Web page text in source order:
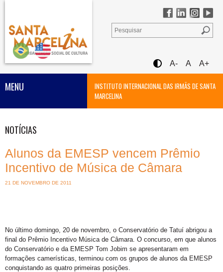
A- A A+
INSTITUTO INTERNACIONAL DAS IRMÃS DE SANTA
MARCELINA
MENU
NOTÍCIAS
Alunos da EMESP vencem Prêmio
Incentivo de Música de Câmara
21 DE NOVEMBRO DE 2011
No último domingo, 20 de novembro, o Conservatório de Tatuí abrigou a
final do Prêmio Incentivo Música de Câmara. O concurso, em que alunos
do Conservatório e da EMESP Tom Jobim se apresentaram em
formações camerísticas, terminou com os grupos de alunos da EMESP
conquistando as quatro primeiras posições.